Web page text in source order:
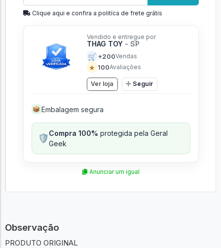
Clique aqui e confira a politíca de frete grátis
Vendido e entregue por
THAG TOY - SP
🛒 +200Vendas
★ 100Avaliações
Ver loja Seguir
📦 Embalagem segura
🛡️Compra 100% protegida pela Geral
Geek
Anunciar um igual
Observação
PRODUTO ORIGINAL